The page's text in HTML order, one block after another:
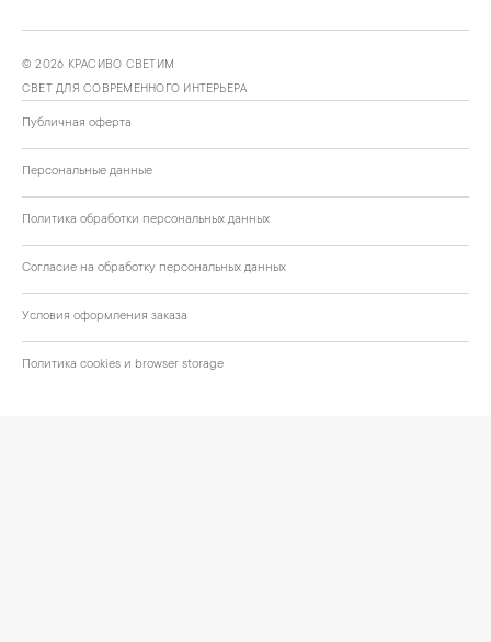
©2026 КРАСИВО СВЕТИМ
СВЕТ ДЛЯ СОВРЕМЕННОГО ИНТЕРЬЕРА
Публичная оферта
Персональные данные
Политика обработки персональных данных
Согласие на обработку персональных данных
Условия оформления заказа
Политика cookies и browser storage